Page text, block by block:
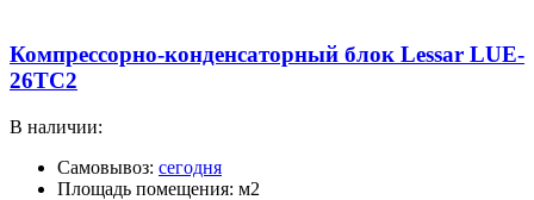
Компрессорно-конденсаторный блок Lessar LUE-
26TC2
В наличии:
Самовывоз: сегодня
Площадь помещения: м2